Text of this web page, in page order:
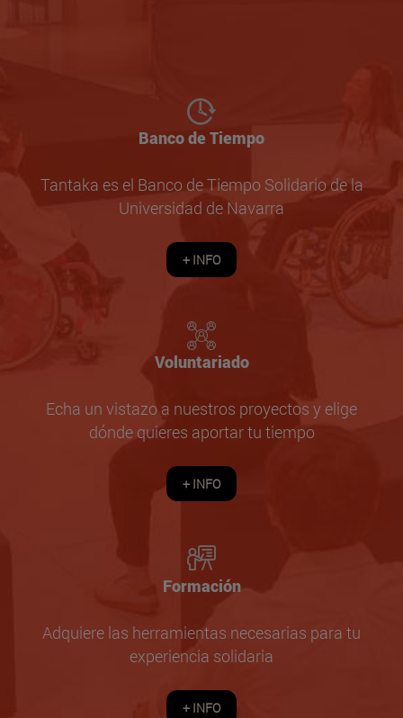
Banco de Tiempo
Tantaka es el Banco de Tiempo Solidario de la
Universidad de Navarra
+ INFO
Voluntariado
Echa un vistazo a nuestros proyectos y elige
dónde quieres aportar tu tiempo
+ INFO
Formación
Adquiere las herramientas necesarias para tu
experiencia solidaria
+ INFO